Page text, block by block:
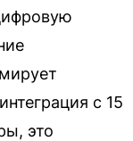
с 15
это